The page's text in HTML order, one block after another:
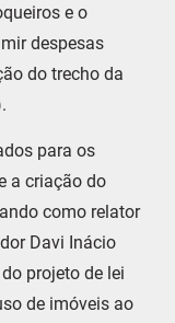
e o
despesas
do trecho da
para os
a criação do
como relator
Davi Inácio
projeto de lei
de imóveis ao